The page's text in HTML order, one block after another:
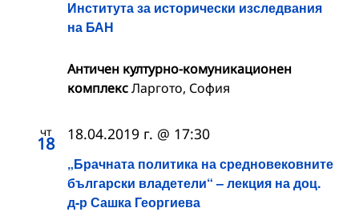
Института за исторически изследвания
на БАН
Античен културно-комуникационен
комплексЛаргото, София
чт
18
„Брачната политика на средновековните
български владетели“ – лекция на доц.
д-р Сашка Георгиева
18.04.2019 г. @ 17:30